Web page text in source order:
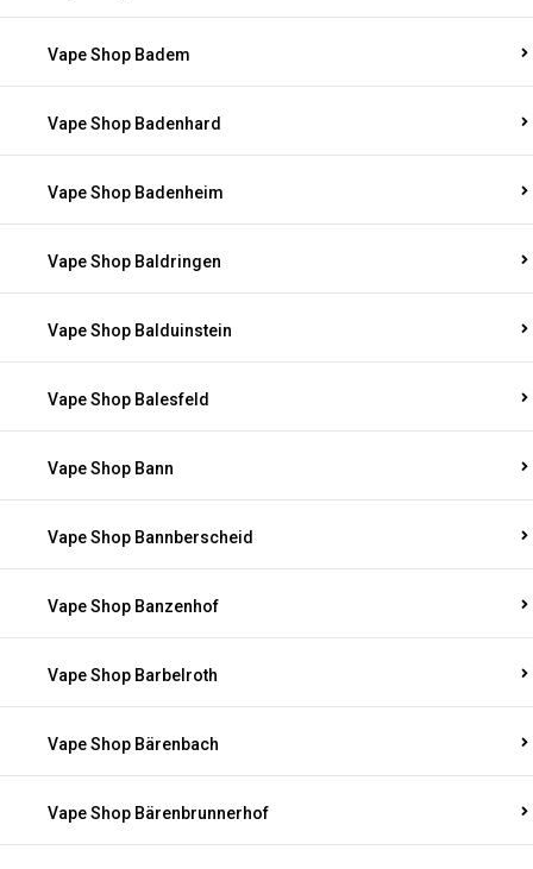
Vape Shop Badem
Vape Shop Badenhard
Vape Shop Badenheim
Vape Shop Baldringen
Vape Shop Balduinstein
Vape Shop Balesfeld
Vape Shop Bann
Vape Shop Bannberscheid
Vape Shop Banzenhof
Vape Shop Barbelroth
Vape Shop Bärenbach
Vape Shop Bärenbrunnerhof